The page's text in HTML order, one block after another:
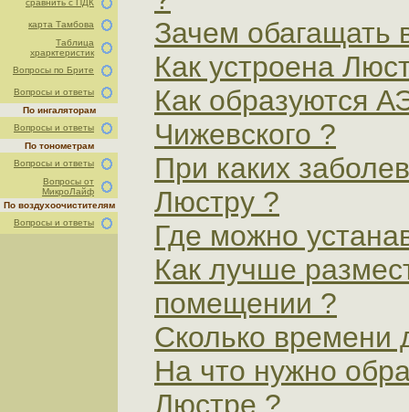
сравнить с ПДК
карта Тамбова
Таблица
храрктеристик
Вопросы по Брите
Вопросы и ответы
По ингаляторам
Вопросы и ответы
По тонометрам
Вопросы и ответы
Вопросы от
МикроЛайф
По воздухоочистителям
Вопросы и ответы
Зачем
Как устроена
Как образуются
Чижевского ?
При каких
Люстру ?
Где можно
Как лучше
помещении ?
Сколько времени
На что нужно
Люстре ?